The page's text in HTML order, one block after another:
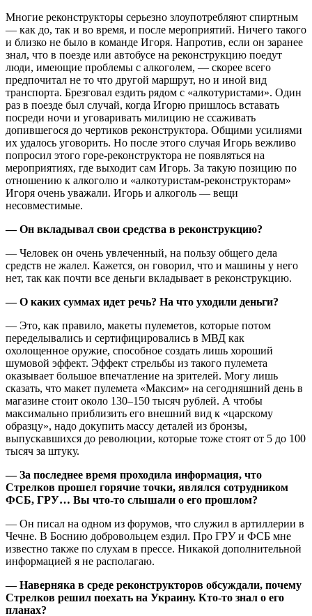
Многие реконструкторы серьезно злоупотребляют спиртным
— как до, так и во время, и после мероприятий. Ничего такого
и близко не было в команде Игоря. Напротив, если он заранее
знал, что в поезде или автобусе на реконструкцию поедут
люди, имеющие проблемы с алкоголем, — скорее всего
предпочитал не то что другой маршрут, но и иной вид
транспорта. Брезговал ездить рядом с «алкотуристами». Один
раз в поезде был случай, когда Игорю пришлось вставать
посреди ночи и уговаривать милицию не ссаживать
допившегося до чертиков реконструктора. Общими усилиями
их удалось уговорить. Но после этого случая Игорь вежливо
попросил этого горе-реконструктора не появляться на
мероприятиях, где выходит сам Игорь. За такую позицию по
отношению к алкоголю и «алкотуристам-реконструкторам»
Игоря очень уважали. Игорь и алкоголь — вещи
несовместимые.
— Он вкладывал свои средства в реконструкцию?
— Человек он очень увлеченный, на пользу общего дела
средств не жалел. Кажется, он говорил, что и машины у него
нет, так как почти все деньги вкладывает в реконструкцию.
— О каких суммах идет речь? На что уходили деньги?
— Это, как правило, макеты пулеметов, которые потом
переделывались и сертифицировались в МВД как
охолощенное оружие, способное создать лишь хороший
шумовой эффект. Эффект стрельбы из такого пулемета
оказывает большое впечатление на зрителей. Могу лишь
сказать, что макет пулемета «Максим» на сегодняшний день в
магазине стоит около 130–150 тысяч рублей. А чтобы
максимально приблизить его внешний вид к «царскому
образцу», надо докупить массу деталей из бронзы,
выпускавшихся до революции, которые тоже стоят от 5 до 100
тысяч за штуку.
— За последнее время проходила информация, что
Стрелков прошел горячие точки, являлся сотрудником
ФСБ, ГРУ… Вы что-то слышали о его прошлом?
— Он писал на одном из форумов, что служил в артиллерии в
Чечне. В Боснию добровольцем ездил. Про ГРУ и ФСБ мне
известно также по слухам в прессе. Никакой дополнительной
информацией я не располагаю.
— Наверняка в среде реконструкторов обсуждали, почему
Стрелков решил поехать на Украину. Кто-то знал о его
планах?